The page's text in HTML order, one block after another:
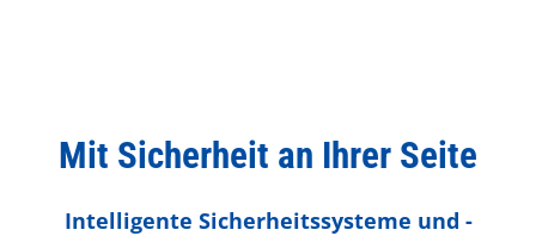
Mit Sicherheit an Ihrer Seite
Intelligente Sicherheitssysteme und -